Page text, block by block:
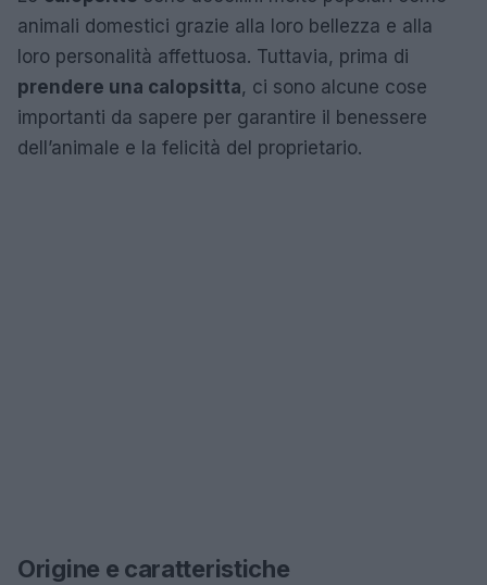
animali domestici grazie alla loro bellezza e alla
loro personalità affettuosa. Tuttavia, prima di
prendere una calopsitta, ci sono alcune cose
importanti da sapere per garantire il benessere
dell’animale e la felicità del proprietario.
Origine e caratteristiche